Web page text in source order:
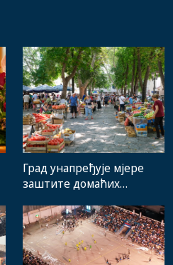
Град унапређује мјере
заштите домаћих
градске пијаце